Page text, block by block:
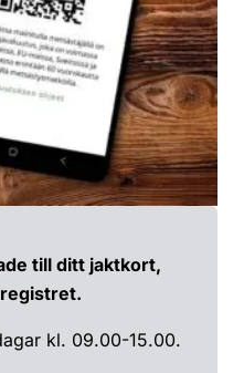
till ditt jaktkort,
kl. 09.00-15.00.